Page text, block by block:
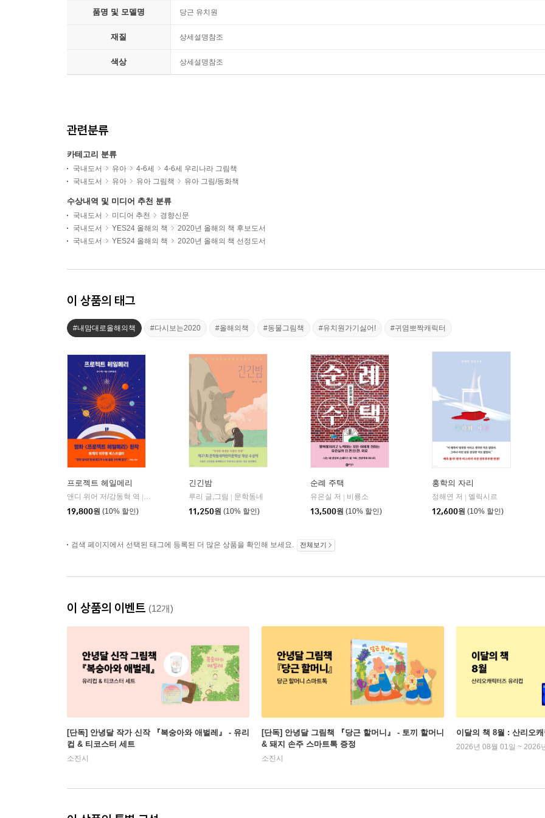
품명 및 모델명 당근 유치원
재질 상세설명참조
색상 상세설명참조
관련분류
카테고리 분류
국내도서 유아 4-6세
4-6세 우리나라 그림책
국내도서
유아 유아 그림책 유아 그림/동화책
수상내역 및 미디어 추천 분류
국내도서 미디어 추천
경향신문
국내도서
YES24 올해의 책
2020년 올해의 책 후보도서
국내도서
YES24 올해의 책 2020년 올해의 책 선정도서
이 상품의 태그
#내맘대로올해의책 #다시보는2020 #올해의책 #동물그림책 #유치원가기싫어! #귀염뽀짝캐릭터
프로젝트 헤일메리
앤디 위어 저/강동혁 역
알에이치코리아(RHK)
19,800원 (10% 할인)
긴긴밤
루리 글,그림
문학동네
11,250원 (10% 할인)
순례 주택
유은실 저
비룡소
13,500원 (10% 할인)
홍학의 자리
정해연 저
엘릭시르
12,600원 (10% 할인)
검색 페이지에서 선택된 태그에 등록된 더 많은 상품을 확인해 보세요. 전체보기
이 상품의 이벤트 (12개)
[단독] 안녕달 작가 신작 『복숭아와 애벌레』 - 유리
컵 & 티코스터 세트
소진시
[단독] 안녕달 그림책 『당근 할머니』 - 토끼 할머니
& 돼지 손주 스마트톡 증정
소진시
이달의 책 8월 : 산리오
2026년 08월 01일 ~ 2026